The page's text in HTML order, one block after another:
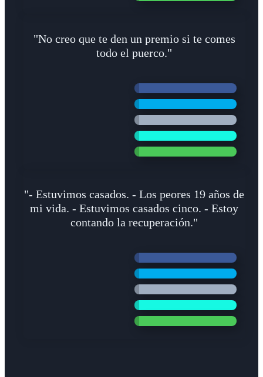
"No creo que te den un premio si te comes
todo el puerco."
"- Estuvimos casados. - Los peores 19 años de
mi vida. - Estuvimos casados cinco. - Estoy
contando la recuperación."